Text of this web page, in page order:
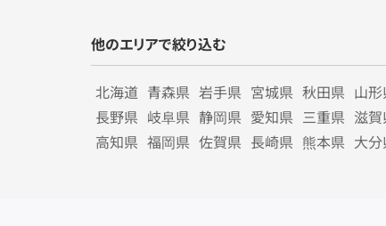
他のエリアで絞り込む
北海道 青森県 岩手県 宮城県 秋田県 山形
長野県 岐阜県 静岡県 愛知県 三重県 滋賀
高知県 福岡県 佐賀県 長崎県 熊本県 大分